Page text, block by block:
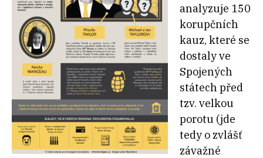
analyzuje 150
korupčních
kauz, které se
dostaly ve
Spojených
státech před
tzv. velkou
porotu (jde
tedy o zvlášť
závažné